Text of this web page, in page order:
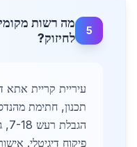
5
מה רשות
לחיזוק?
עיריית קריית אתא